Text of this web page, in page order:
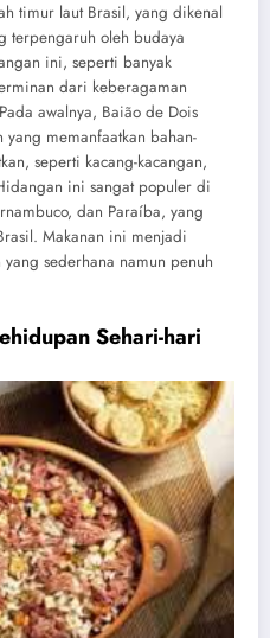
timur laut Brasil, yang dikenal
terpengaruh oleh budaya
ini, seperti banyak
dari keberagaman
awalnya, Baião de Dois
memanfaatkan bahan-
seperti kacang-kacangan,
ini sangat populer di
dan Paraíba, yang
Makanan ini menjadi
sederhana namun penuh
Sehari-hari